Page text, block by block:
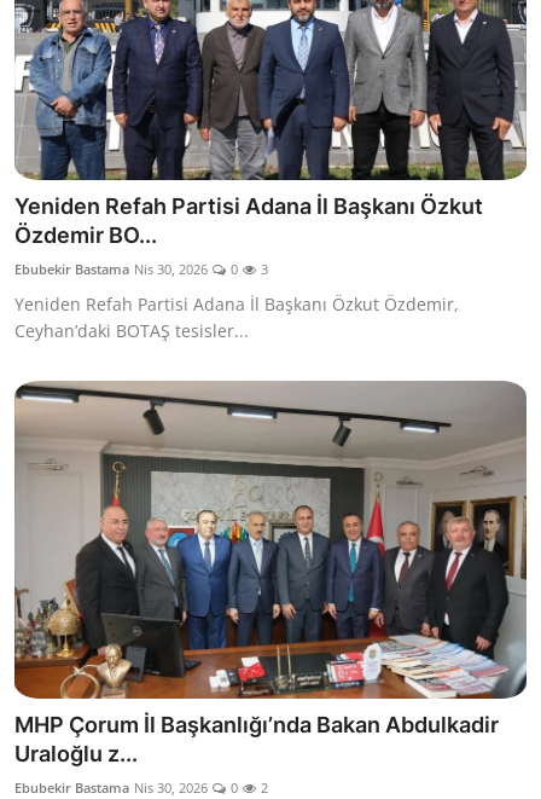
Yeniden Refah Partisi Adana İl Başkanı Özkut
Özdemir BO...
Ebubekir Bastama Nis 30, 2026 0 3
Yeniden Refah Partisi Adana İl Başkanı Özkut Özdemir,
Ceyhan’daki BOTAŞ tesisler...
MHP Çorum İl Başkanlığı’nda Bakan Abdulkadir
Uraloğlu z...
Ebubekir Bastama Nis 30, 2026 0 2